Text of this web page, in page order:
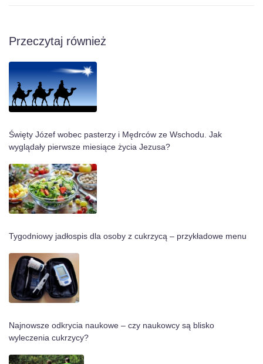
Przeczytaj również
Święty Józef wobec pasterzy i Mędrców ze Wschodu. Jak
wyglądały pierwsze miesiące życia Jezusa?
Tygodniowy jadłospis dla osoby z cukrzycą – przykładowe menu
Najnowsze odkrycia naukowe – czy naukowcy są blisko
wyleczenia cukrzycy?